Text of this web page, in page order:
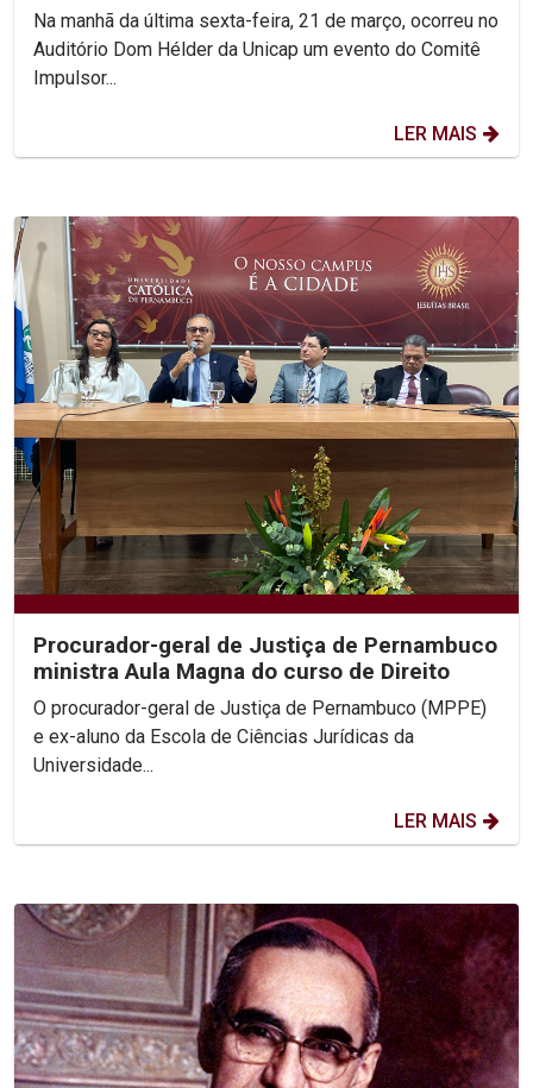
Na manhã da última sexta-feira, 21 de março, ocorreu no
Auditório Dom Hélder da Unicap um evento do Comitê
Impulsor...
LER MAIS
Procurador-geral de Justiça de Pernambuco
ministra Aula Magna do curso de Direito
O procurador-geral de Justiça de Pernambuco (MPPE)
e ex-aluno da Escola de Ciências Jurídicas da
Universidade...
LER MAIS